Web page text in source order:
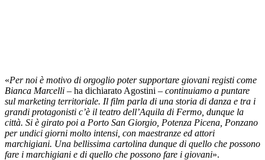
«Per noi è motivo di orgoglio poter supportare giovani registi come
Bianca Marcelli – ha dichiarato Agostini – continuiamo a puntare
sul marketing territoriale. Il film parla di una storia di danza e tra i
grandi protagonisti c’è il teatro dell’Aquila di Fermo, dunque la
città. Si è girato poi a Porto San Giorgio, Potenza Picena, Ponzano
per undici giorni molto intensi, con maestranze ed attori
marchigiani. Una bellissima cartolina dunque di quello che possono
fare i marchigiani e di quello che possono fare i giovani».